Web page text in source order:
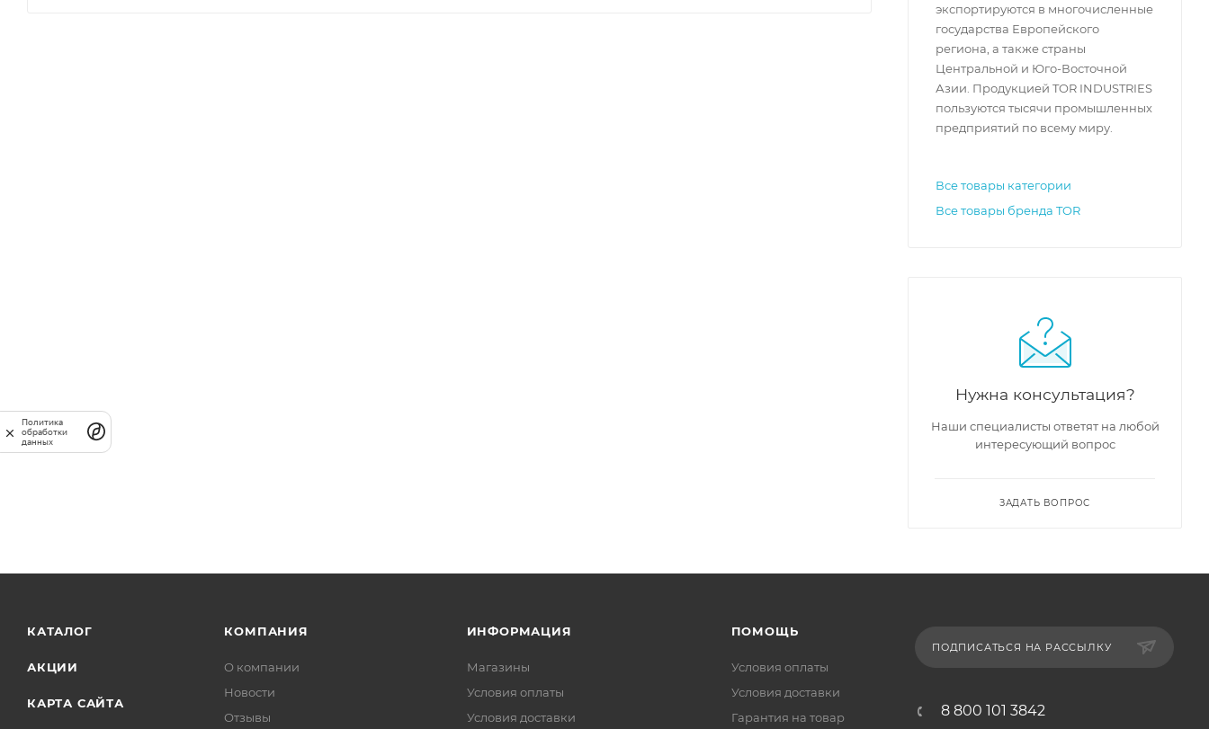
экспортируются в многочисленные
государства Европейского
региона, а также страны
Центральной и Юго-Восточной
Азии. Продукцией TOR INDUSTRIES
пользуются тысячи промышленных
предприятий по всему миру.
Все товары категории
Все товары бренда TOR
Нужна консультация?
Наши специалисты ответят на любой
интересующий вопрос
ЗАДАТЬ ВОПРОС
КАТАЛОГ
АКЦИИ
КАРТА САЙТА
КОМПАНИЯ
О компании
Новости
Отзывы
ИНФОРМАЦИЯ
Магазины
Условия оплаты
Условия доставки
ПОМОЩЬ
Условия оплаты
Условия доставки
Гарантия на товар
ПОДПИСАТЬСЯ НА РАССЫЛКУ
8 800 101 3842
Политика
обработки
данных